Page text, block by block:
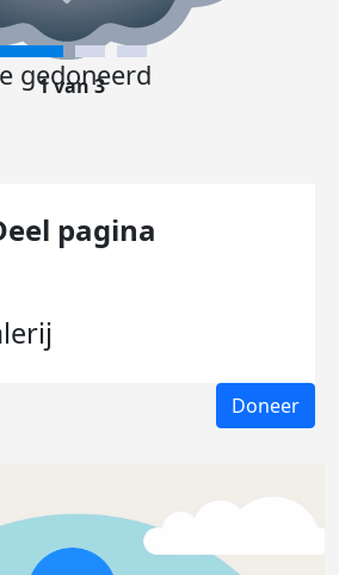
gedoneerd
1 van 3
pagina
Doneer